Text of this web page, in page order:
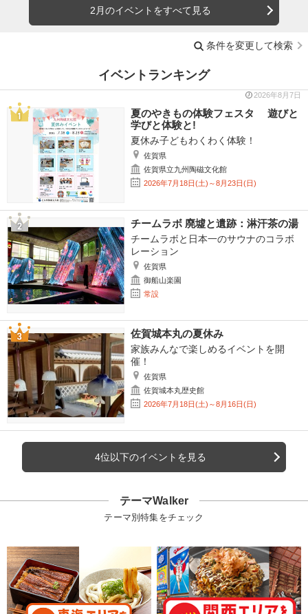
2月のイベントをすべて見る
条件を変更して検索
イベントランキング
2026年8月7日
夏のやきもの体験フェスタ 遊びと
学びと体験と!
夏休み子どもわくわく体験！
佐賀県
佐賀県立九州陶磁文化館
2026年7月18日(土)～8月23日(日)
チームラボ 廃墟と遺跡：淋汗茶の湯
チームラボと日本一のサウナのコラボ
レーション
佐賀県
御船山楽園
常設
佐賀城本丸の夏休み
家族みんなで楽しめるイベントを開
催！
佐賀県
佐賀城本丸歴史館
2026年7月18日(土)～8月16日(日)
4位以下のイベントを見る
テーマWalker
テーマ別特集をチェック